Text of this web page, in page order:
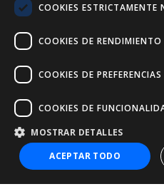
+34 932 20 21 30
nic@entorno.es
COOKIES ESTRICTAMENTE
COOKIES DE RENDIMIENTO
COOKIES DE PREFERENCIAS
COOKIES DE
MOSTRAR DETALLES
ACEPTAR TODO